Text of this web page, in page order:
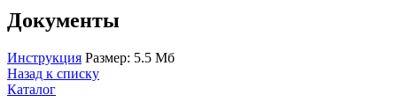
Документы
Инструкция Размер: 5.5 Мб
Назад к списку
Каталог